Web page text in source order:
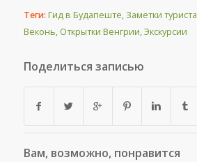
Теги: Гид в Будапеште, Заметки туриста
Веконь, Открытки Венгрии,Экскурсии
Поделиться записью
Вам, возможно, понравится